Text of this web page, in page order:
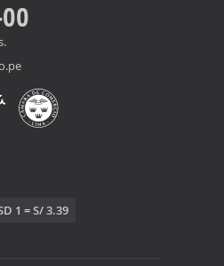
1 = S/ 3.39